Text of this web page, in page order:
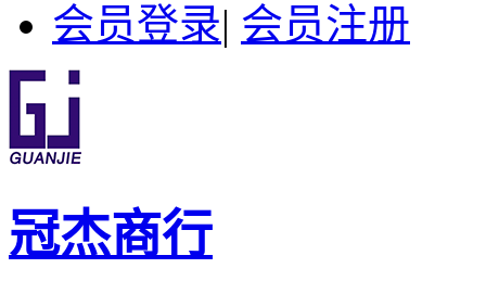
会员登录| 会员注册
冠杰商行